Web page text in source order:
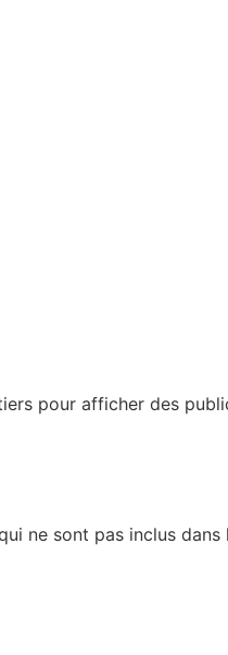
pour afficher des
ne sont pas inclus